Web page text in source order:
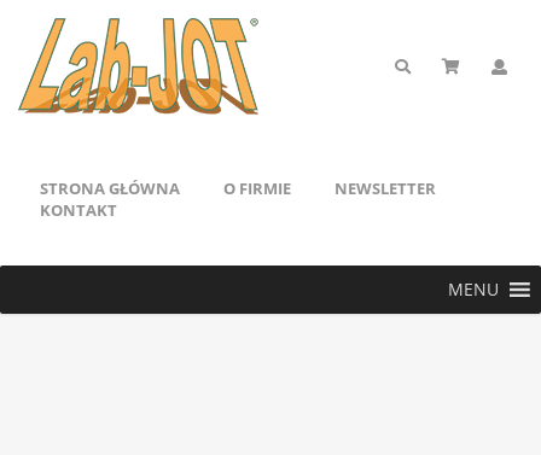
STRONA GŁÓWNA O FIRMIE
NEWSLETTER
KONTAKT
MENU